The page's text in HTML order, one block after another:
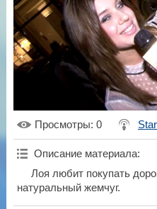
Просмотры: 0
Описание материала:
Лоя любит покупать
натуральный жемчуг.